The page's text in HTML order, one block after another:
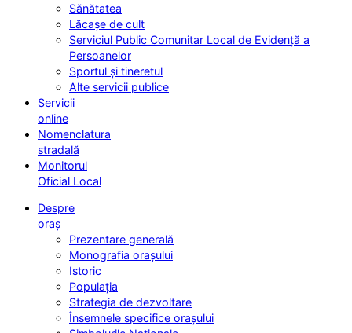
Sănătatea
Lăcașe de cult
Serviciul Public Comunitar Local de Evidență a
Persoanelor
Sportul și tineretul
Alte servicii publice
Servicii
online
Nomenclatura
stradală
Monitorul
Oficial Local
Despre
oraș
Prezentare generală
Monografia orașului
Istoric
Populația
Strategia de dezvoltare
Însemnele specifice orașului